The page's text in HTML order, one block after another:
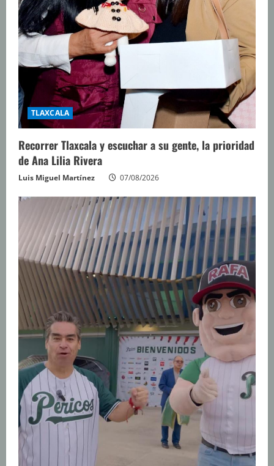
TLAXCALA
Recorrer Tlaxcala y escuchar a su gente, la prioridad
de Ana Lilia Rivera
Luis Miguel Martínez 07/08/2026